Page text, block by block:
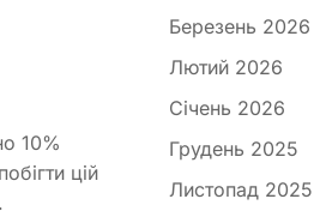
10%
цій
Березень 2026
Лютий 2026
Січень 2026
Грудень 2025
Листопад 2025